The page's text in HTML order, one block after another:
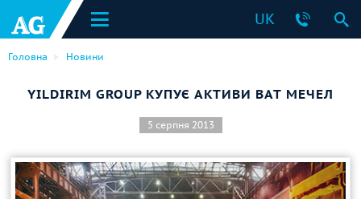
UK
Головна Новини
YILDIRIM GROUP КУПУЄ АКТИВИ ВАТ МЕЧЕЛ
5 серпня 2013